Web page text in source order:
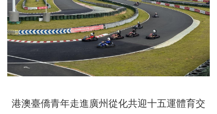
港澳臺僑青年走進廣州從化共迎十五運體育交